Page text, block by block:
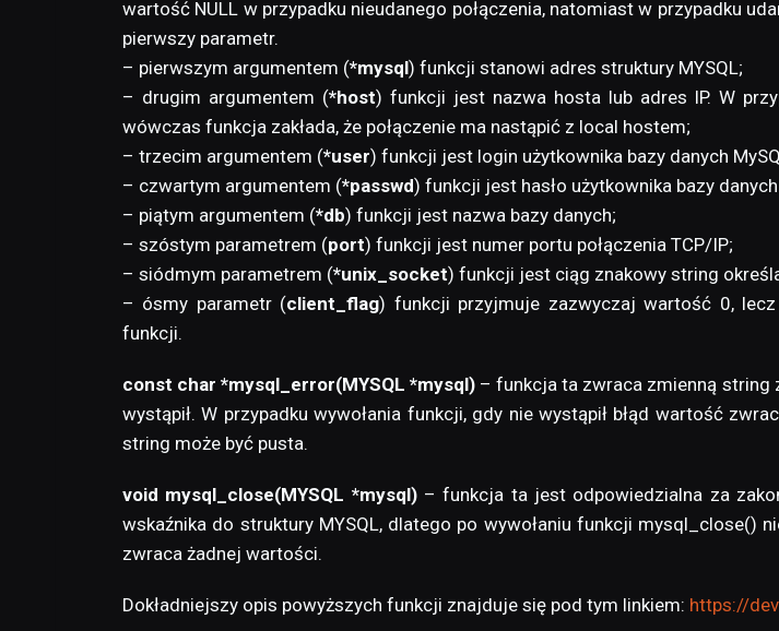
wartość NULL w przypadku nieudanego połączenia, natomiast w przypadku
pierwszy parametr.
– pierwszym argumentem (*mysql) funkcji stanowi adres struktury MYSQL;
– drugim argumentem (*host) funkcji jest nazwa hosta lub adres IP. W
wówczas funkcja zakłada, że połączenie ma nastąpić z local hostem;
– trzecim argumentem (*user) funkcji jest login użytkownika bazy danych
– czwartym argumentem (*passwd) funkcji jest hasło użytkownika bazy danych
– piątym argumentem (*db) funkcji jest nazwa bazy danych;
– szóstym parametrem (port) funkcji jest numer portu połączenia TCP/IP;
– siódmym parametrem (*unix_socket) funkcji jest ciąg znakowy string
– ósmy parametr (client_flag) funkcji przyjmuje zazwyczaj wartość 0,
funkcji.
const char *mysql_error(MYSQL *mysql) – funkcja ta zwraca zmienną string
wystąpił. W przypadku wywołania funkcji, gdy nie wystąpił błąd wartość
string może być pusta.
void mysql_close(MYSQL *mysql)– funkcja ta jest odpowiedzialna za
wskaźnika do struktury MYSQL, dlatego po wywołaniu funkcji mysql_close()
zwraca żadnej wartości.
Dokładniejszy opis powyższych funkcji znajduje się pod tym linkiem: https://